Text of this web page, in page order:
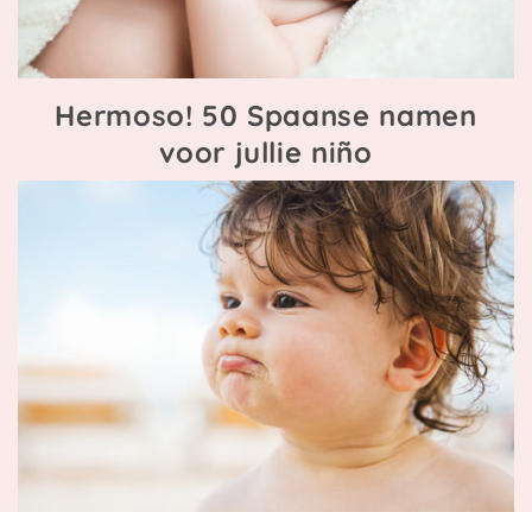
Hermoso! 50 Spaanse namen
voor jullie niño